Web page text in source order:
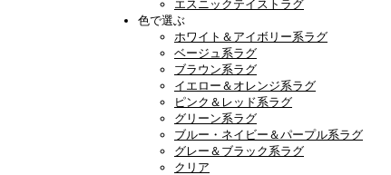
エスニックテイストラグ
色で選ぶ
ホワイト＆アイボリー系ラグ
ベージュ系ラグ
ブラウン系ラグ
イエロー＆オレンジ系ラグ
ピンク＆レッド系ラグ
グリーン系ラグ
ブルー・ネイビー＆パープル系ラグ
グレー＆ブラック系ラグ
クリア